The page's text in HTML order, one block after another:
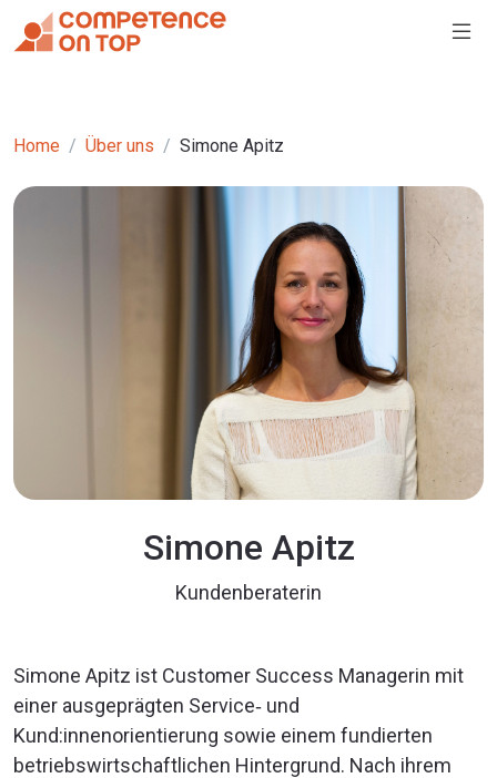
Home Über uns Simone Apitz
Simone Apitz
Kundenberaterin
Simone Apitz ist Customer Success Managerin mit
einer ausgeprägten Service‑ und
Kund:innenorientierung sowie einem fundierten
betriebswirtschaftlichen Hintergrund. Nach ihrem